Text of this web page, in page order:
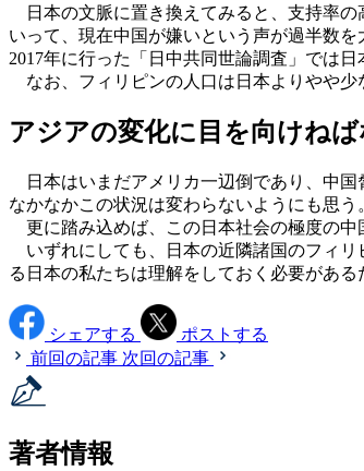
日本の文脈に置き換えてみると、支持率の
いって、現在中国が嫌いという声が過半数
2017年に行った「日中共同世論調査」では
なお、フィリピンの人口は日本よりやや少
アジアの変化に目を向けね
日本はいまだアメリカ一辺倒であり、中国
なかなかこの状況は変わらないようにも思
更に踏み込めば、この日本社会の極度の中
いずれにしても、日本の近隣諸国のフィリ
る日本の私たちは理解をしておく必要がある
シェアする
ポストする
前回の記事 次回の記事
著者情報